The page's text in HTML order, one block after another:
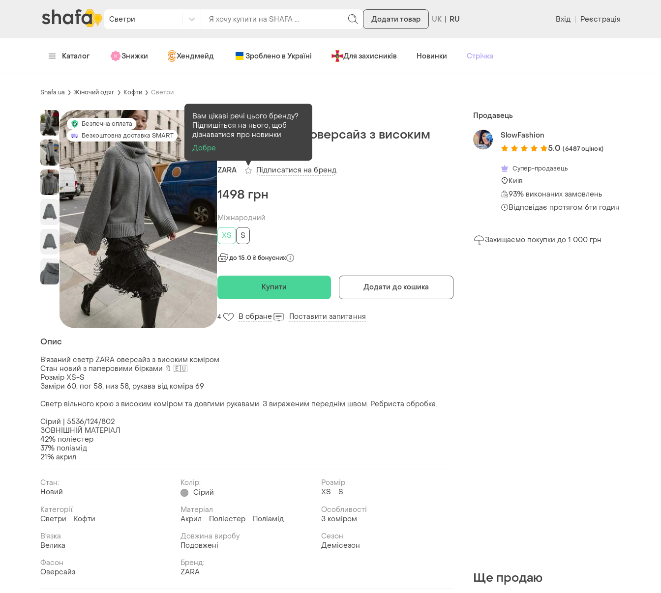
Светри Додати товар RU Вхід | Реєстрація
Каталог Знижки Хендмейд Зроблено в Україні Для захисників Новинки Стрічка
Shafa.ua Жіночий одяг Кофти Светри
Безпечна оплата
Безкоштовна доставка SMART
В наявності1 шт
В'язаний светр оверсайз з високим
ZARA
Вам цікаві речі цього бренду?
Підпишіться на нього, щоб
дізнаватися про новинки
Добре
Підписатися на бренд
1498 грн
Міжнародний
ХS
S
до 15.0 ₴ бонусних
Купити Додати до кошика
4 В обране Поставити запитання
Опис
В'язаний светр ZARA оверсайз з високим коміром.
Стан новий з паперовими бірками 🔖 🇪🇺
Розмір XS-S
Заміри 60, пог 58, низ 58, рукава від коміра 69
Светр вільного крою з високим коміром та довгими рукавами. З вираженим переднім швом. Ребриста обробка.
Сірий | 5536/124/802
ЗОВНІШНІЙ МАТЕРІАЛ
42% поліестер
37% поліамід
21% акрил
Стан:
Новий
Колір:
Сірий
Розмір:
ХS
S
Категорії:
Светри
Кофти
Матеріал
Акрил
Поліестер Поліамід
Особливості
З коміром
В'язка
Велика
Довжина виробу
Подовжені
Сезон
Демісезон
Фасон
Оверсайз
Бренд:
ZARA
Продавець
SlowFashion
5.0 (6487 оцінок)
Супер-продавець
Київ
93% виконаних замовлень
Відповідає протягом 6ти годин
Захищаємо покупки до 1 000 грн
Ще продаю